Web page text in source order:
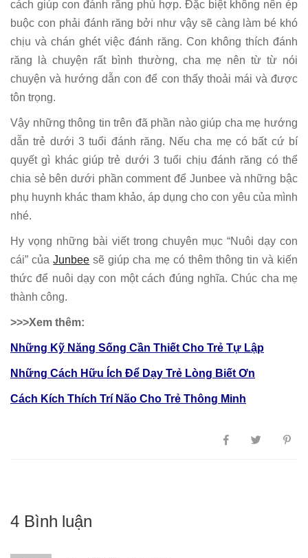
cách giúp con đánh răng phù hợp. Đặc biệt không nên ép
buộc con phải đánh răng bởi như vậy sẽ càng làm bé khó
chịu và chán ghét việc đánh răng. Con không thích đánh
răng là chuyện rất bình thường, cha mẹ nên từ từ nói
chuyện và hướng dẫn con để con thấy thoải mái và được
tôn trọng.
Vậy những thông tin trên đã phần nào giúp cha mẹ hướng
dẫn trẻ dưới 3 tuổi đánh răng. Nếu cha mẹ có bất cứ bí
quyết gì khác giúp trẻ dưới 3 tuổi chịu đánh răng có thể
chia sẻ bên dưới phần comment để Junbee và những bậc
phụ huynh khác tham khảo, áp dụng cho con yêu của mình
nhé.
Hy vọng những bài viết trong chuyên mục “Nuôi dạy con
cái” củaJunbee sẽ giúp cha mẹ có thêm thông tin và kiến
thức để nuôi dạy con một cách đúng nghĩa. Chúc cha mẹ
thành công.
>>>Xem thêm:
Những Kỹ Năng Sống Cần Thiết Cho Trẻ Tự Lập
Những Cách Hữu Ích Để Dạy Trẻ Lòng Biết Ơn
Cách Kích Thích Trí Não Cho Trẻ Thông Minh
4 Bình luận